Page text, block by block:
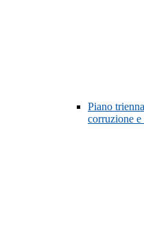
Piano
corruzione e